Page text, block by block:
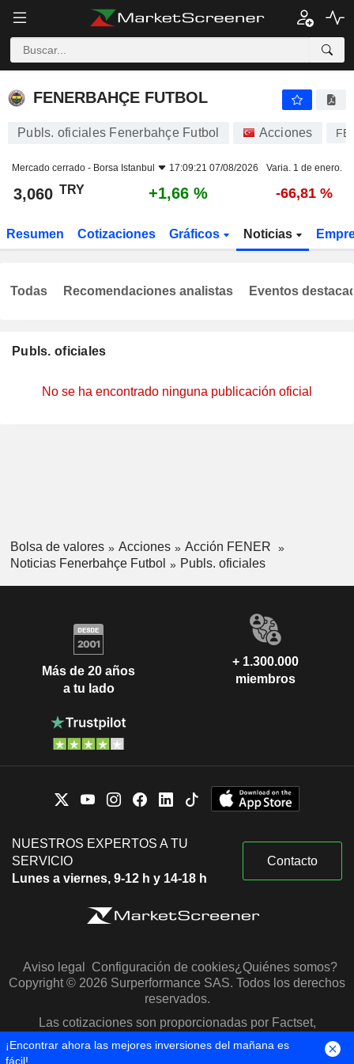
FENERBAHÇE FUTBOL
FENERBAHÇE FUTBOL
Publs. oficiales Fenerbahçe Futbol Acciones
Mercado cerrado - Borsa Istanbul 17:09:21 07/08/2026 Varia. 1 de enero.
3,060 TRY +1,66 % -66,81 %
Resumen Cotizaciones Gráficos Noticias
Publs. oficiales
No se ha encontrado ninguna publicación oficial
Todas Recomendaciones analistas Eventos
Bolsa de valores Acciones
Acción FENER
Noticias Fenerbahçe Futbol
Publs. oficiales
Más de 20 años
a tu lado
+ 1.300.000
miembros
NUESTROS EXPERTOS A TU
SERVICIO
Lunes a viernes, 9-12 h y 14-18 h
Contacto
Aviso legal Configuración de cookies¿Quiénes somos?
Copyright © 2026 Surperformance SAS. Todos los derechos
reservados.
Las cotizaciones son proporcionadas por Factset,
Morningstar y S&P Capital IQ
¡Encontrar ahora las mejores inversiones del mañana es
fácil!